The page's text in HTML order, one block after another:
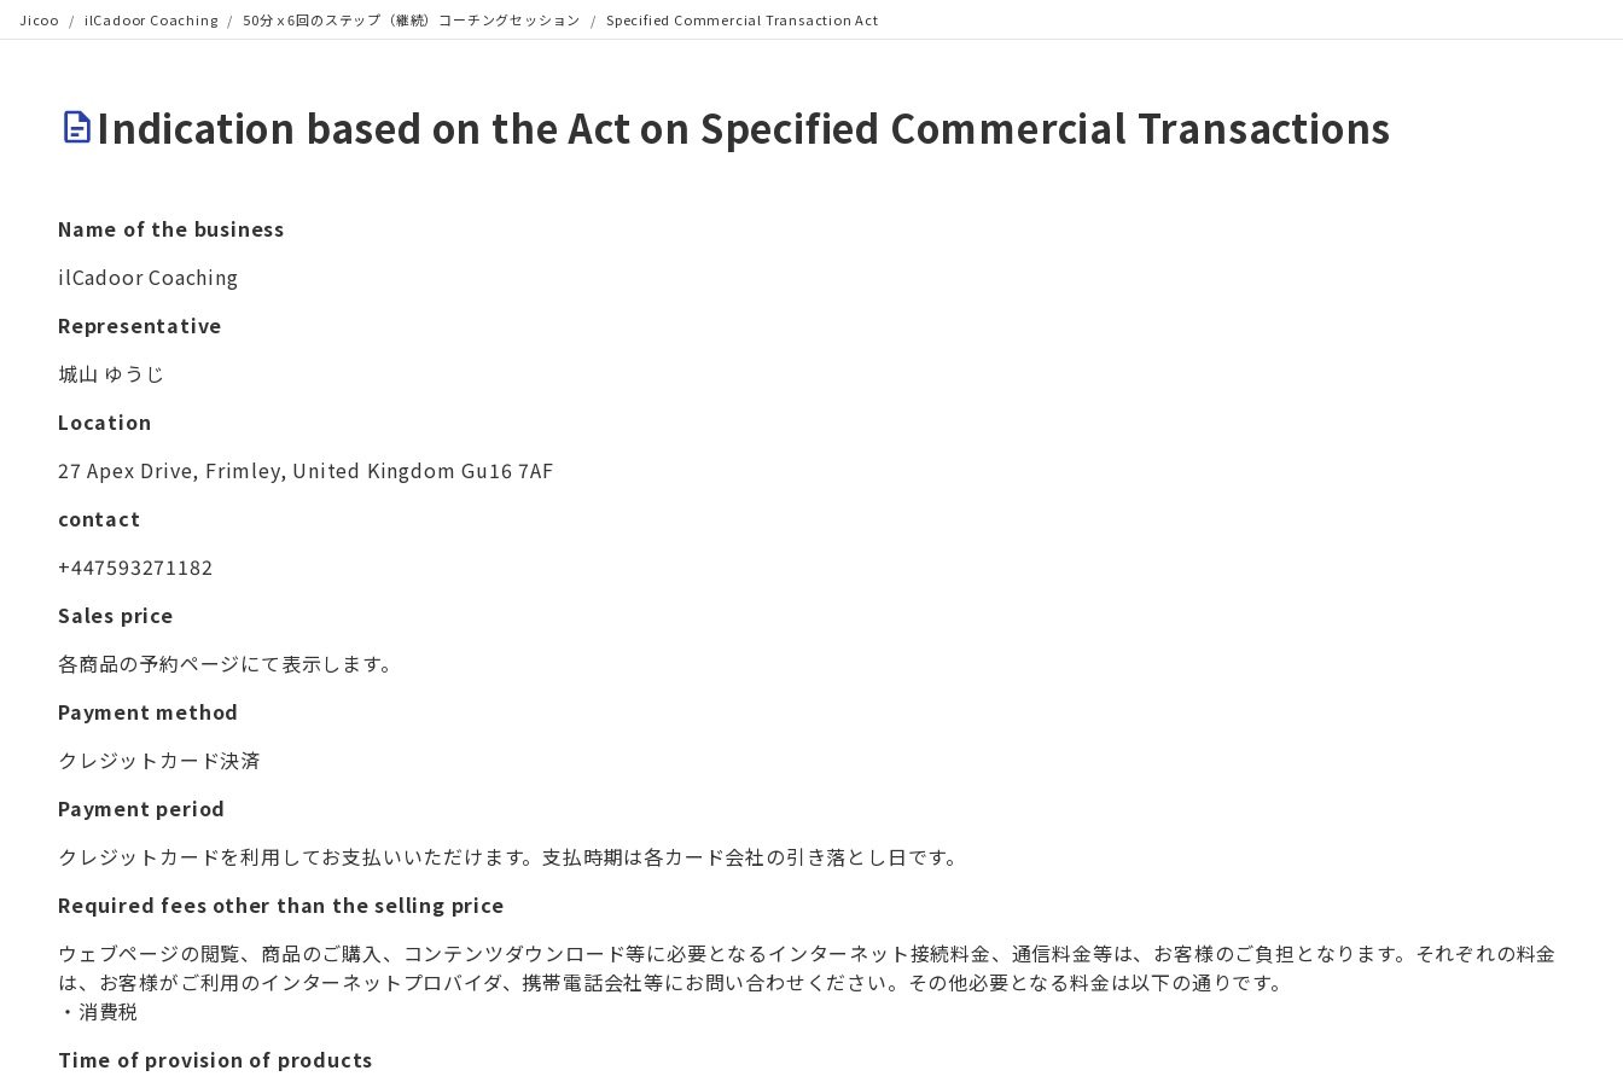
Jicoo / ilCadoor Coaching / 50分ｘ6回のステップ（継続）コーチングセッション / Specified Commercial Transaction Act
Indication based on the Act on Specified Commercial Transactions
Name of the business
ilCadoor Coaching
Representative
城山 ゆうじ
Location
27 Apex Drive, Frimley, United Kingdom Gu16 7AF
contact
+447593271182
Sales price
各商品の予約ページにて表示します。
Payment method
クレジットカード決済
Payment period
クレジットカードを利用してお支払いいただけます。支払時期は各カード会社の引き落とし日です。
Required fees other than the selling price
ウェブページの閲覧、商品のご購入、コンテンツダウンロード等に必要となるインターネット接続料金、通信料金等は、お客様のご負担となります。それぞれの料金
は、お客様がご利用のインターネットプロバイダ、携帯電話会社等にお問い合わせください。その他必要となる料金は以下の通りです。
・消費税
Time of provision of products